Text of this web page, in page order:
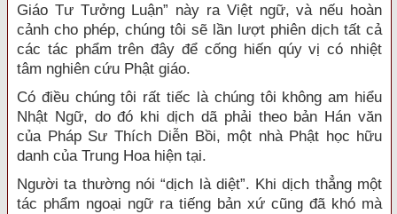
Giáo Tư Tưởng Luận” này ra Việt ngữ, và nếu hoàn
cảnh cho phép, chúng tôi sẽ lần lượt phiên dịch tất cả
các tác phẩm trên đây để cống hiến qúy vị có nhiệt
tâm nghiên cứu Phật giáo.
Có điều chúng tôi rất tiếc là chúng tôi không am hiểu
Nhật Ngữ, do đó khi dịch dã phải theo bản Hán văn
của Pháp Sư Thích Diễn Bồi, một nhà Phật học hữu
danh của Trung Hoa hiện tại.
Người ta thường nói “dịch là diệt”. Khi dịch thẳng một
tác phẩm ngoại ngữ ra tiếng bản xứ cũng đã khó mà